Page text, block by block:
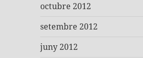
octubre 2012
setembre 2012
juny 2012